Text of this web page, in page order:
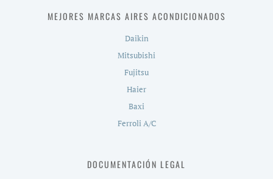
MEJORES MARCAS AIRES ACONDICIONADOS
Daikin
Mitsubishi
Fujitsu
Haier
Baxi
Ferroli A/C
DOCUMENTACIÓN LEGAL